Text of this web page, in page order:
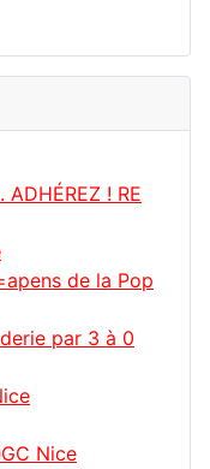
ADHÉREZ ! RE
de la Pop
par 3 à 0
Nice